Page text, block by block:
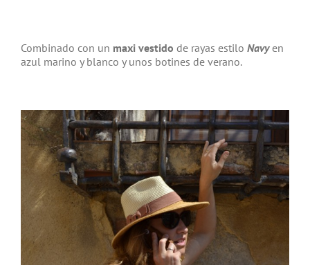
Combinado con un maxi vestido de rayas estilo Navyen
azul marino y blanco y unos botines de verano.